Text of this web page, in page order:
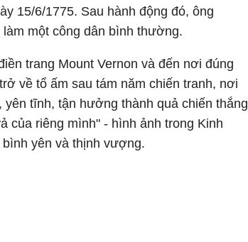
15/6/1775. Sau hành động đó, ông
một công dân bình thường.
trang Mount Vernon và đến nơi đúng
về tổ ấm sau tám năm chiến tranh, nơi
tĩnh, tận hưởng thành quả chiến thắng
của riêng mình" - hình ảnh trong Kinh
yên và thịnh vượng.